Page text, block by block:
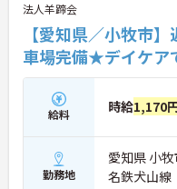
法人羊蹄会
【愛知県／小牧市
車場完備★デイケア
給料 時給1,170
勤務地
愛知県 小
名鉄犬山線